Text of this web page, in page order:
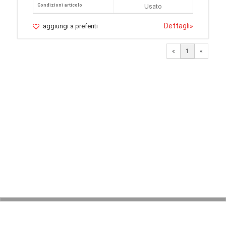
Condizioni articolo
Usato
aggiungi a preferiti Dettagli»
« 1 «